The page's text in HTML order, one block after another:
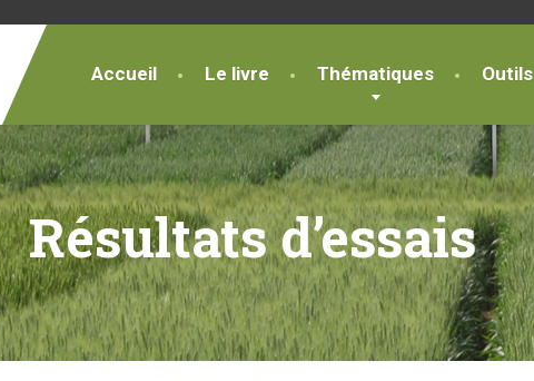
Accueil Le livre Thématiques Outils
Résultats d’essais